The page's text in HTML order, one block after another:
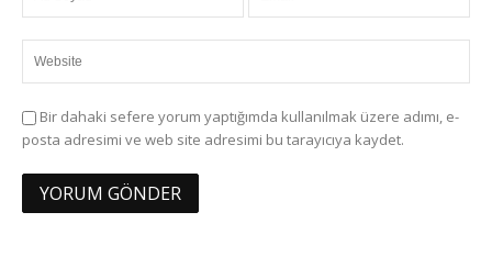
Bir dahaki sefere yorum yaptığımda kullanılmak üzere adımı, e-
posta adresimi ve web site adresimi bu tarayıcıya kaydet.